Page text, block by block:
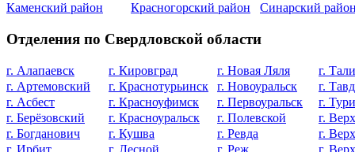
Каменский район Красногорский район Синарский
Отделения по Свердловской области
г. Алапаевск г. Кировград г. Новая Ляля
г.
г. Артемовский
г. Краснотурьинск г. Новоуральск
г.
г. Асбест
г. Красноуфимск г. Первоуральск
г.
г. Берёзовский
г. Красноуральск г. Полевской
г.
г. Богданович
г. Кушва г. Ревда
г.
г. Ирбит
г. Лесной г. Реж г.